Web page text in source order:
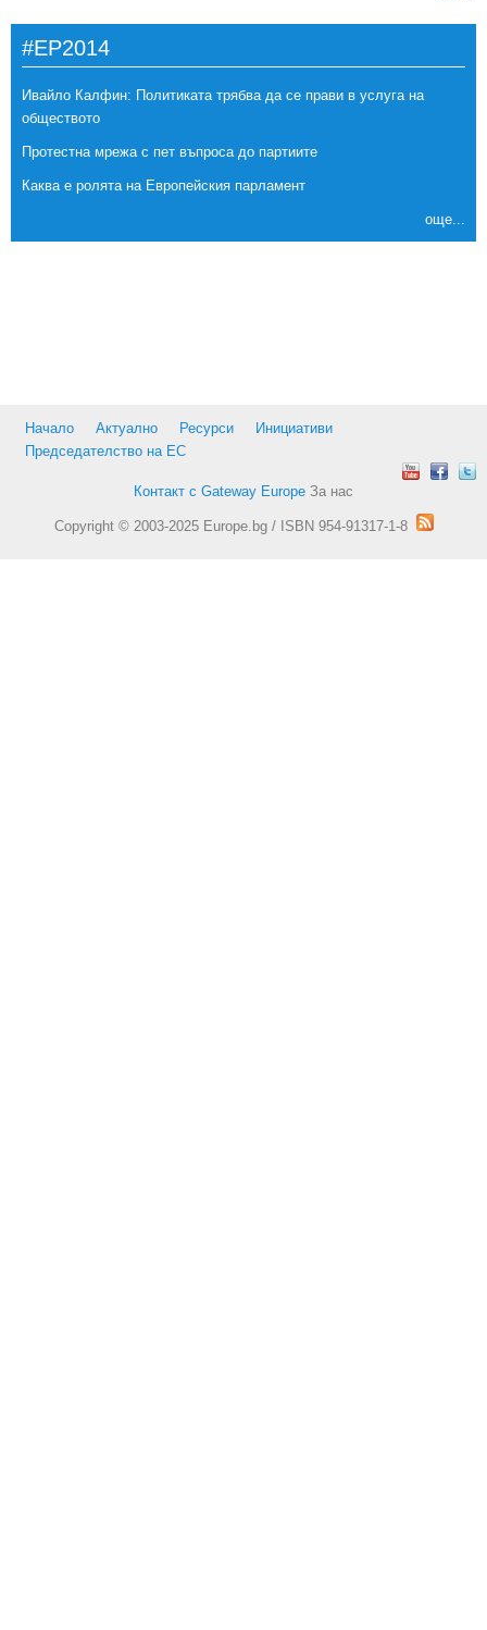
#EP2014
Ивайло Калфин: Политиката трябва да се прави в услуга на
обществото
Протестна мрежа с пет въпроса до партиите
Каква е ролята на Европейския парламент
още...
Начало Актуално Ресурси
Инициативи
Председателство на ЕС
Контакт с Gateway Europe За нас
Copyright © 2003-2025 Europe.bg / ISBN 954-91317-1-8